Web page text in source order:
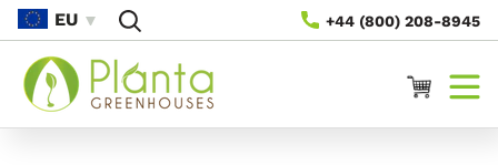
Na
Obsah
+44 (800) 208-8945
EU
Vozík